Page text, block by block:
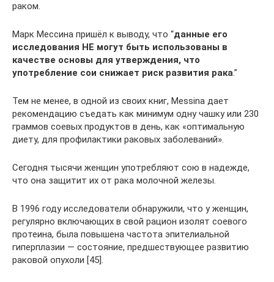
раком.
Марк Мессина пришёл к выводу, что “данные его
исследования НЕ могут быть использованы в
качестве основы для утверждения, что
употребление сои снижает риск развития рака.”
Тем не менее, в одной из своих книг, Messina дает
рекомендацию съедать как минимум одну чашку или 230
граммов соевых продуктов в день, как «оптимальную
диету, для профилактики раковых заболеваний».
Сегодня тысячи женщин употребляют сою в надежде,
что она защитит их от рака молочной железы.
В 1996 году исследователи обнаружили, что у женщин,
регулярно включающих в свой рацион изолят соевого
протеина, была повышена частота эпителиальной
гиперплазии — состояние, предшествующее развитию
раковой опухоли [45].